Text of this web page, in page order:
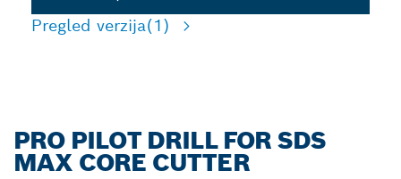
Pregled verzija(1)
PRO PILOT DRILL FOR SDS
MAX CORE CUTTER